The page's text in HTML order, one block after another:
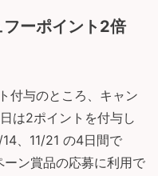
ーポイント2倍
付与のところ、キャン
は2ポイントを付与し
、11/21 の4日間で
ン賞品の応募に利用で